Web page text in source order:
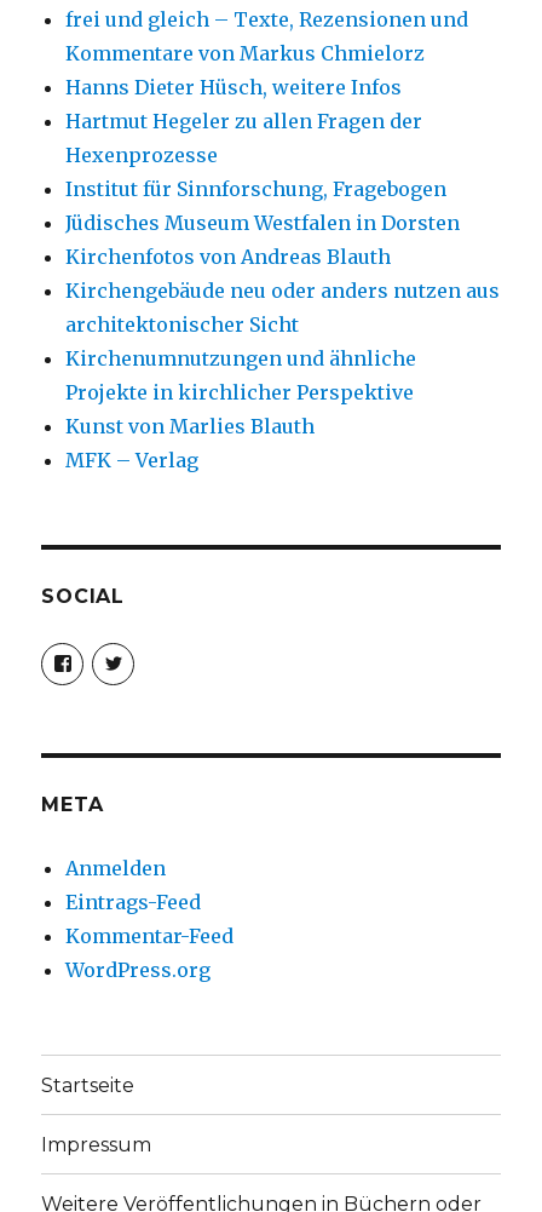
frei und gleich – Texte, Rezensionen und
Kommentare von Markus Chmielorz
Hanns Dieter Hüsch, weitere Infos
Hartmut Hegeler zu allen Fragen der
Hexenprozesse
Institut für Sinnforschung, Fragebogen
Jüdisches Museum Westfalen in Dorsten
Kirchenfotos von Andreas Blauth
Kirchengebäude neu oder anders nutzen aus
architektonischer Sicht
Kirchenumnutzungen und ähnliche
Projekte in kirchlicher Perspektive
Kunst von Marlies Blauth
MFK – Verlag
SOCIAL
Profil
von
christoph.fleischer1
anzeigen
Profil
von
anzeigen
META
Anmelden
Eintrags-Feed
Kommentar-Feed
WordPress.org
Startseite
Impressum
Weitere Veröffentlichungen in Büchern oder